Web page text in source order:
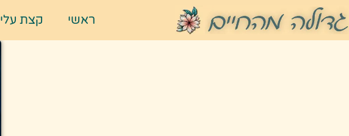
ראשי קצת עלי